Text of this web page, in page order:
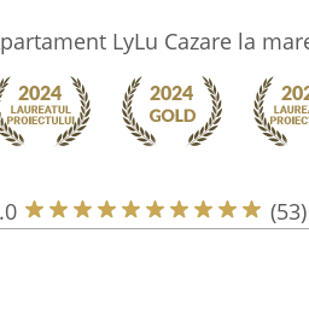
LyLu Cazare la
(53)